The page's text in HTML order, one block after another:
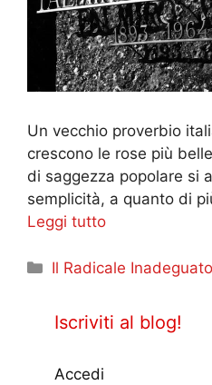
Un vecchio proverbio
crescono le rose più
di saggezza popolare si
semplicità, a quanto di
Leggi tutto
Categorie
Il Radicale Inadeguato
Iscriviti al blog!
Accedi